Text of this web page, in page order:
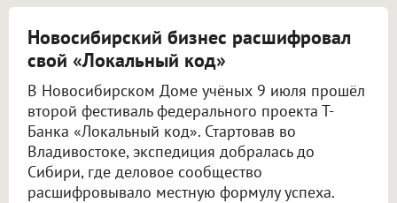
Новосибирский бизнес расшифровал
свой «Локальный код»
В Новосибирском Доме учёных 9 июля прошёл
второй фестиваль федерального проекта Т-
Банка «Локальный код». Стартовав во
Владивостоке, экспедиция добралась до
Сибири, где деловое сообщество
расшифровывало местную формулу успеха.